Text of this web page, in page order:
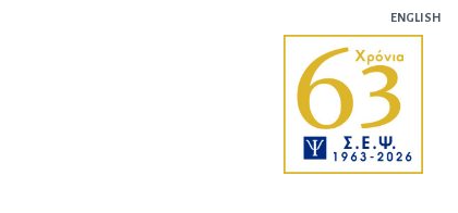
ENGLISH